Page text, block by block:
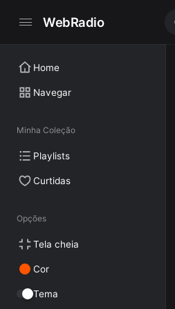
WebRadio
Home
Navegar
Minha Coleção
Playlists
Curtidas
Opções
Tela cheia
Cor
Tema